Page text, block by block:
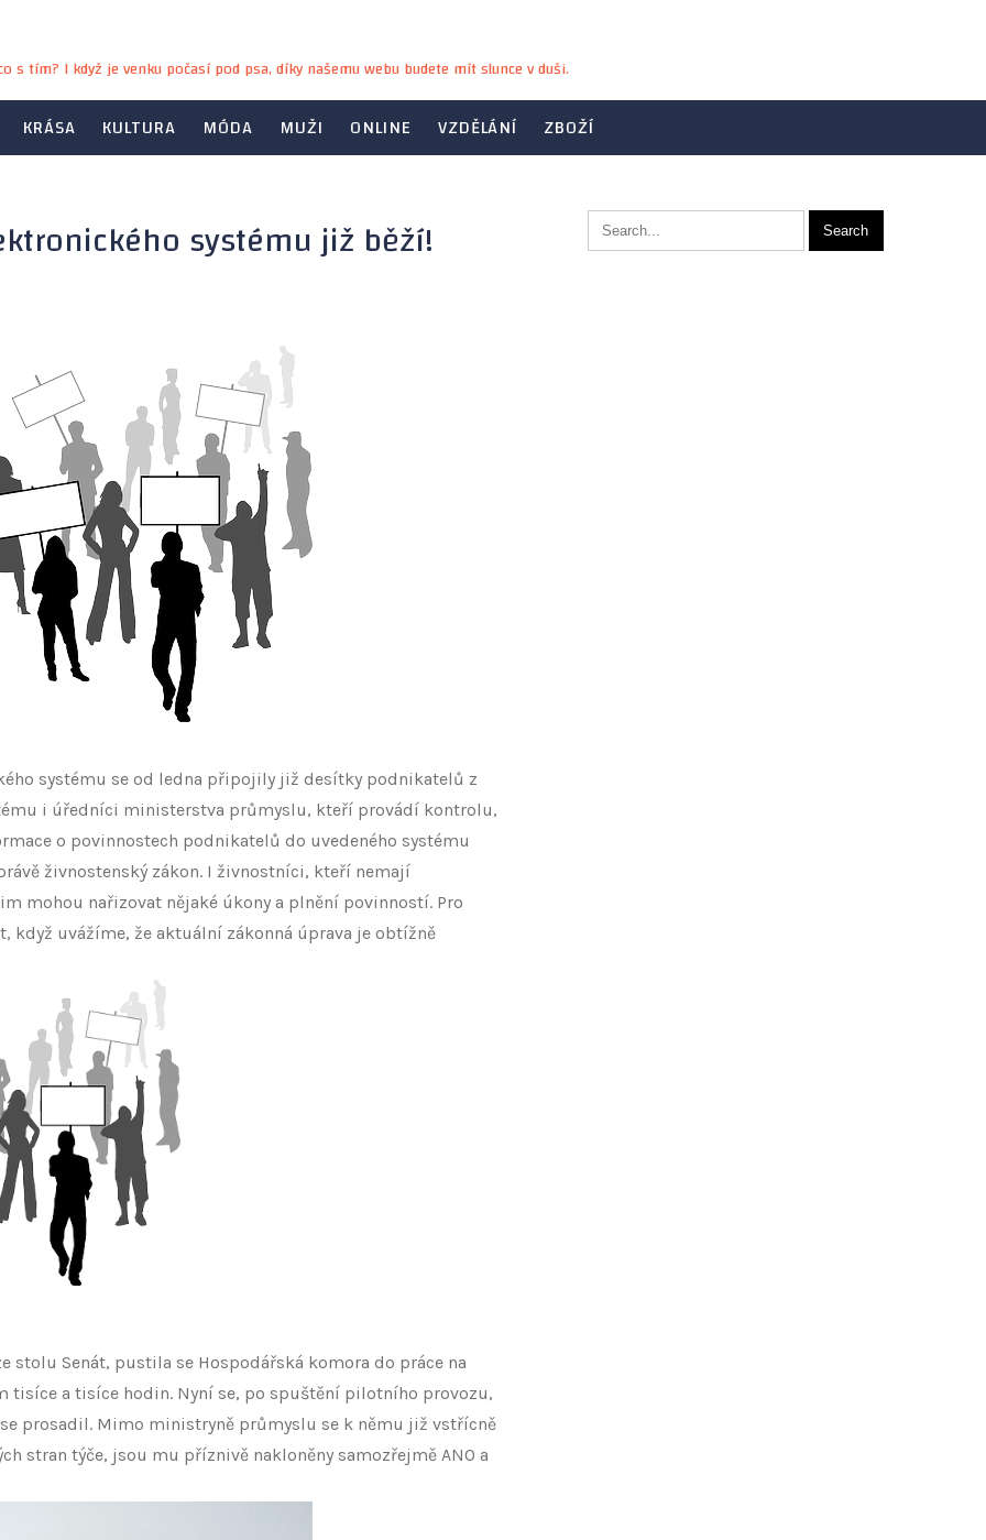
s tím? I když je venku počasí pod psa, díky našemu webu budete mít slunce v duši.
KRÁSA KULTURA MÓDA MUŽI ONLINE VZDĚLÁNÍ ZBOŽÍ
systému již běží!
systému se od ledna připojily již desítky podnikatelů z
i úředníci ministerstva průmyslu, kteří provádí kontrolu,
o povinnostech podnikatelů do uvedeného systému
živnostenský zákon. I živnostníci, kteří nemají
mohou nařizovat nějaké úkony a plnění povinností. Pro
když uvážíme, že aktuální zákonná úprava je obtížně
stolu Senát, pustila se Hospodářská komora do práce na
tisíce a tisíce hodin. Nyní se, po spuštění pilotního provozu,
prosadil. Mimo ministryně průmyslu se k němu již vstřícně
stran týče, jsou mu příznivě nakloněny samozřejmě ANO a